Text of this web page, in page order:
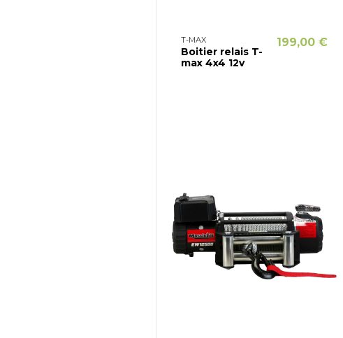
T-MAX
Boitier relais T-
max 4x4 12v
199,00 €